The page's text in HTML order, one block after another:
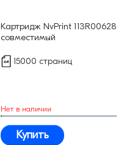
Картридж NvPrint 113R00628
совместимый
15000 страниц
Нет в наличии
Купить